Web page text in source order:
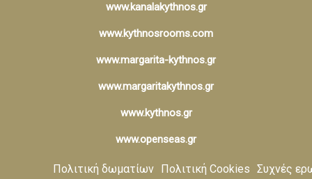
www.kanalakythnos.gr
www.kythnosrooms.com
www.margarita-kythnos.gr
www.margaritakythnos.gr
www.kythnos.gr
www.openseas.gr
Πολιτική δωματίων Πολιτική Cookies Συχνές